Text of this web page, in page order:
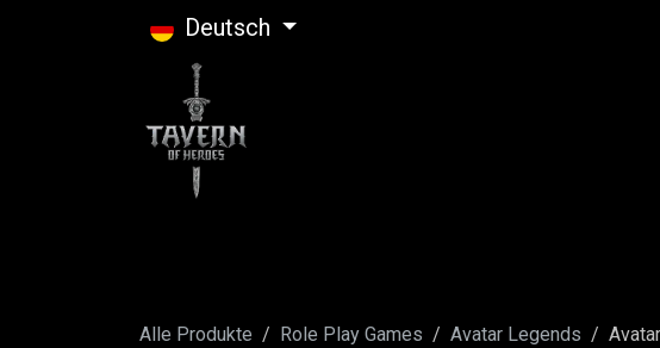
Deutsch
Alle Produkte Role Play Games Avatar Legends